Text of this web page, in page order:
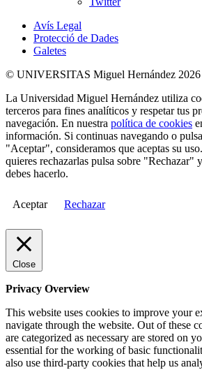
Avís Legal
Protecció de Dades
Galetes
© UNIVERSITAS Miguel Hernández 2026
La Universidad Miguel Hernández utiliza
terceros para fines analíticos y respetar tus
navegación. En nuestra política de cookies
información. Si continuas navegando o
"Aceptar", consideramos que aceptas su
quieres rechazarlas pulsa sobre "Rechazar"
debes hacerlo.
Aceptar Rechazar
Close
Privacy Overview
This website uses cookies to improve your
navigate through the website. Out of these
are categorized as necessary are stored on
essential for the working of basic
also use third-party cookies that help us